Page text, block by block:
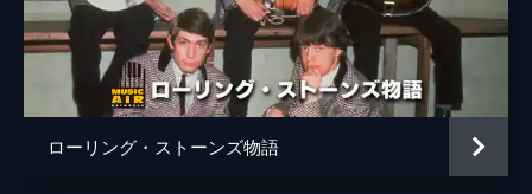
ローリング・ストーンズ物語